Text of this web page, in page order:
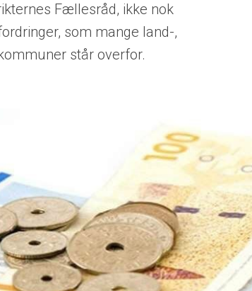
Fællesråd, ikke nok
som mange land-,
står overfor.